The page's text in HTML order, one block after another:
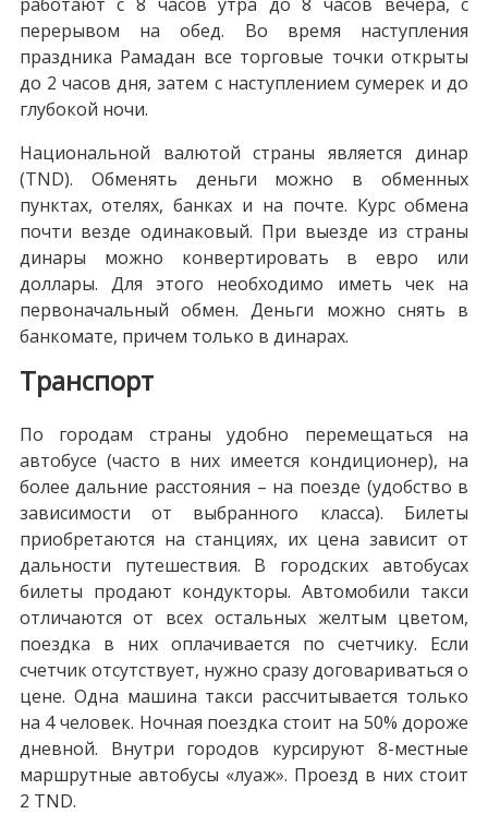
перерывом на обед. Во время наступления
праздника Рамадан все торговые точки открыты
до 2 часов дня, затем с наступлением сумерек и до
глубокой ночи.
Национальной валютой страны является динар
(TND). Обменять деньги можно в обменных
пунктах, отелях, банках и на почте. Курс обмена
почти везде одинаковый. При выезде из страны
динары можно конвертировать в евро или
доллары. Для этого необходимо иметь чек на
первоначальный обмен. Деньги можно снять в
банкомате, причем только в динарах.
Транспорт
По городам страны удобно перемещаться на
автобусе (часто в них имеется кондиционер), на
более дальние расстояния – на поезде (удобство в
зависимости от выбранного класса). Билеты
приобретаются на станциях, их цена зависит от
дальности путешествия. В городских автобусах
билеты продают кондукторы. Автомобили такси
отличаются от всех остальных желтым цветом,
поездка в них оплачивается по счетчику. Если
счетчик отсутствует, нужно сразу договариваться о
цене. Одна машина такси рассчитывается только
на 4 человек. Ночная поездка стоит на 50% дороже
дневной. Внутри городов курсируют 8-местные
маршрутные автобусы «луаж». Проезд в них стоит
2 TND.